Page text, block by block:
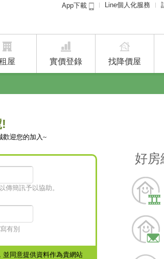
App下載 Line個人化服務
屋 實價登錄 找降價屋
歡迎您的加入~
傳簡訊予以協助。
有別
並同意提供資料作為貴網站
好房